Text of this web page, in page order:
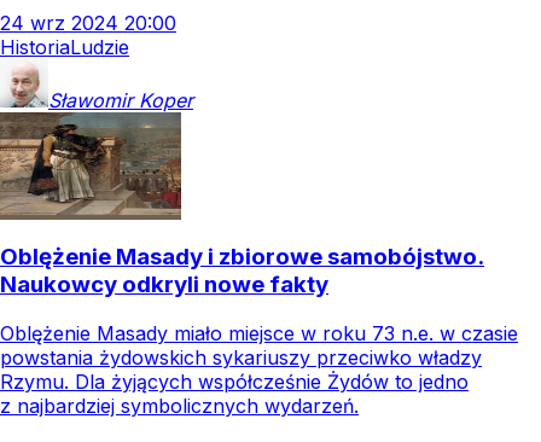
24 wrz 2024 20:00
HistoriaLudzie
Sławomir Koper
Oblężenie Masady i zbiorowe samobójstwo.
Naukowcy odkryli nowe fakty
Oblężenie Masady miało miejsce w roku 73 n.e. w czasie
powstania żydowskich sykariuszy przeciwko władzy
Rzymu. Dla żyjących współcześnie Żydów to jedno
z najbardziej symbolicznych wydarzeń.